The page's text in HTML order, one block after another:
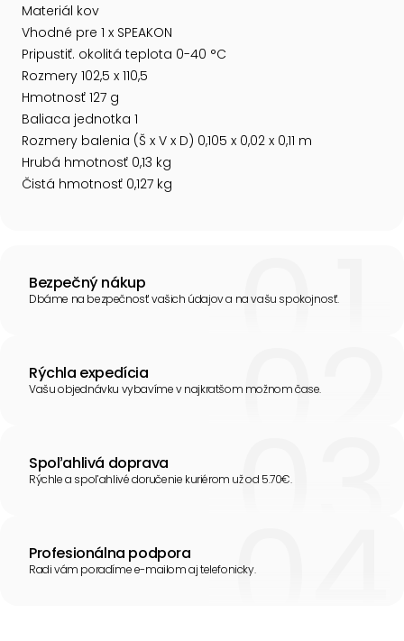
Materiál kov
Vhodné pre 1 x SPEAKON
Pripustiť. okolitá teplota 0-40 °C
Rozmery 102,5 x 110,5
Hmotnosť 127 g
Baliaca jednotka 1
Rozmery balenia (Š x V x D) 0,105 x 0,02 x 0,11 m
Hrubá hmotnosť 0,13 kg
Čistá hmotnosť 0,127 kg
Bezpečný nákup
Dbáme na bezpečnosť vašich údajov a na vašu spokojnosť.
Rýchla expedícia
Vašu objednávku vybavíme v najkratšom možnom čase.
Spoľahlivá doprava
Rýchle a spoľahlivé doručenie kuriérom už od 5.70€.
Profesionálna podpora
Radi vám poradíme e-mailom aj telefonicky.